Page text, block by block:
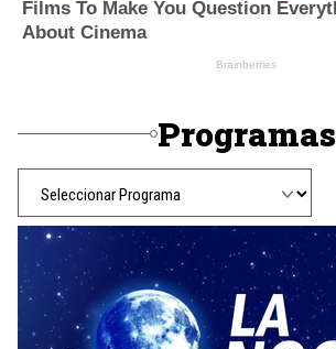
Programas